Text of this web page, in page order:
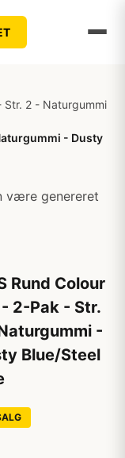
Str. 2 - Naturgummi
- Dusty
være genereret
Rund Colour
2-Pak - Str.
-
Blue/Steel